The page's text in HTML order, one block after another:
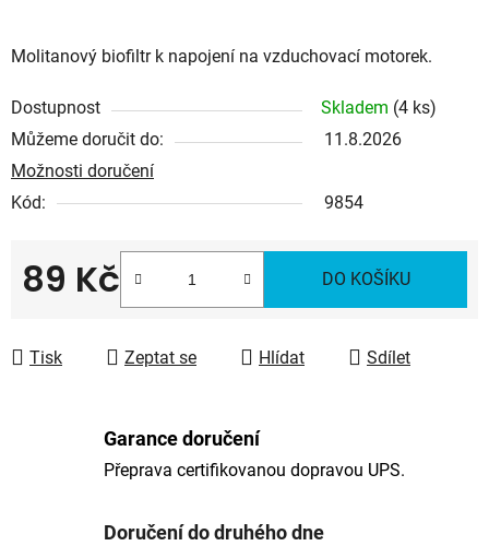
Molitanový biofiltr k napojení na vzduchovací motorek.
Dostupnost Skladem (4 ks)
Můžeme doručit do:
11.8.2026
Možnosti doručení
Kód:
9854
89 Kč DO KOŠÍKU
Tisk Zeptat se Hlídat Sdílet
Garance doručení
Přeprava certifikovanou dopravou UPS.
Doručení do druhého dne